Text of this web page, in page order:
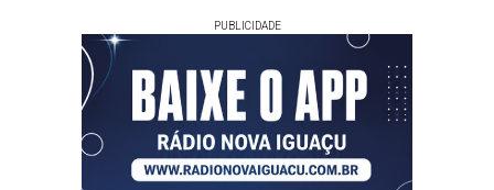
PUBLICIDADE